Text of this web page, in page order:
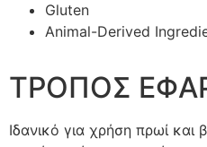
Gluten
Animal-Derived
ΤΡΟΠΟΣ
Ιδανικό για χρήση πρωί